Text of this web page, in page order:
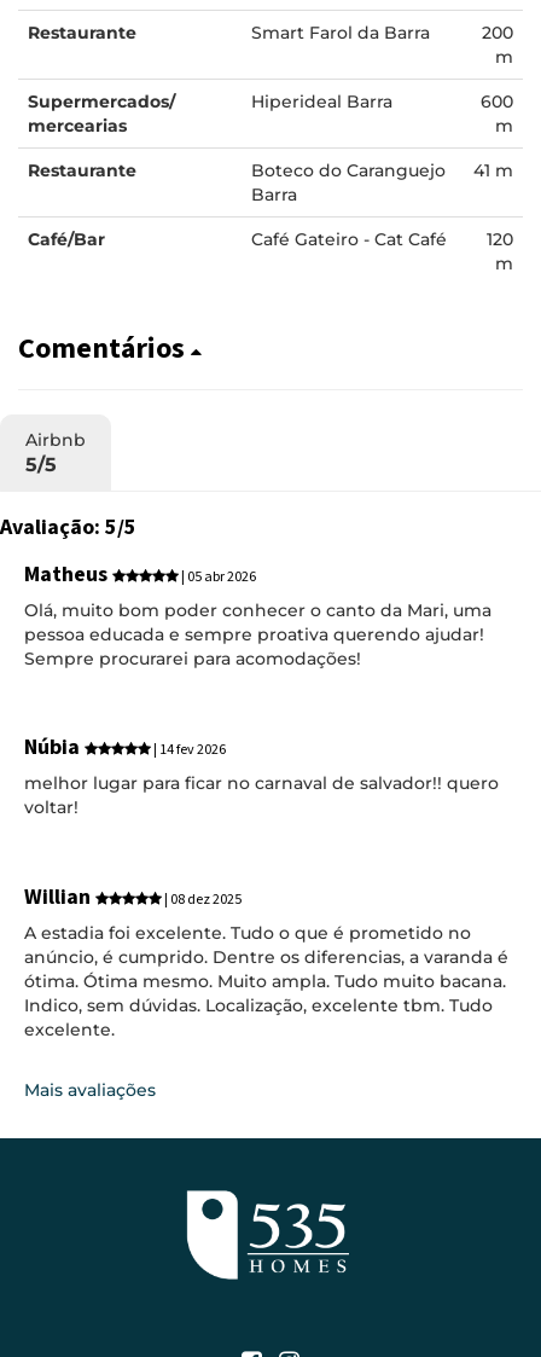
Restaurante Smart Farol da Barra
200
m
Supermercados/
mercearias
Hiperideal Barra
600
m
Restaurante
Boteco do Caranguejo
Barra
41 m
Café/Bar Café Gateiro - Cat Café
120
m
Comentários
Airbnb
5/5
Avaliação: 5/5
Matheus
| 05 abr 2026
Olá, muito bom poder conhecer o canto da Mari, uma
pessoa educada e sempre proativa querendo ajudar!
Sempre procurarei para acomodações!
Núbia | 14 fev 2026
melhor lugar para ficar no carnaval de salvador!! quero
voltar!
Willian | 08 dez 2025
A estadia foi excelente. Tudo o que é prometido no
anúncio, é cumprido. Dentre os diferencias, a varanda é
ótima. Ótima mesmo. Muito ampla. Tudo muito bacana.
Indico, sem dúvidas. Localização, excelente tbm. Tudo
excelente.
Mais avaliações